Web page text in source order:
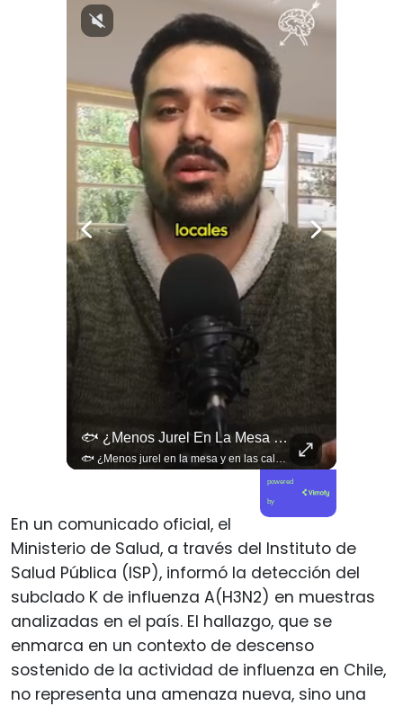
🐟 ¿Menos Jurel En La Mesa Y En Las Caletas?
🐟 ¿Menos jurel en la mesa y en las caletas? El cambio climático y El Niño alteran las aguas chilenas. 🌊🇨🇱 Especialistas advierten que las anomalías térmicas en el océano están desplazando los cardúmenes de jurel hacia zonas más profundas y australes, alejándolos de la costa. El fenómeno golpea directamente el sustento de la pesca artesanal y amenaza la canasta básica familiar, al restringir la oferta de una de las fuentes de proteína más populares y accesibles del país. 📉🎣 🎥 Revisa el análisis científico completo y el impacto en las comunidades costeras en elciudadano.com 🔗 (Link en la biografía). ¿Has notado la escasez o el alza de precio del jurel en tu ciudad? Te leemos en los comentarios. 💬👇🏼
powered
by
En un comunicado oficial, el
Ministerio de Salud, a través del Instituto de
Salud Pública (ISP), informó la detección del
subclado K de influenza A(H3N2) en muestras
analizadas en el país. El hallazgo, que se
enmarca en un contexto de descenso
sostenido de la actividad de influenza en Chile,
no representa una amenaza nueva, sino una